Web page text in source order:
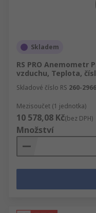
Skladem
RS PRO Anemometr
vzduchu, Teplota,
Skladové číslo RS 260-2966
Mezisoučet (1 jednotka)
10 578,08 Kč(bez DPH)
Množství